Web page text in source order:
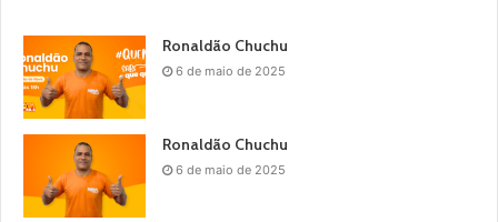
Ronaldão Chuchu
6 de maio de 2025
Ronaldão Chuchu
6 de maio de 2025